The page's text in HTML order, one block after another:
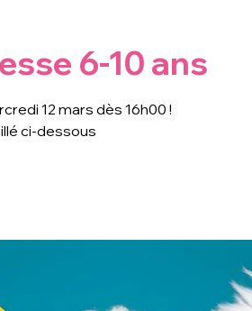
6-10 ans
12 mars dès 16h00 !
ci-dessous